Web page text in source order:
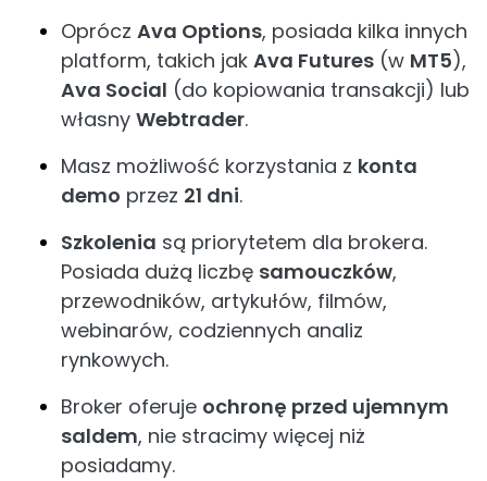
Oprócz Ava Options, posiada kilka innych
platform, takich jak Ava Futures (w MT5),
Ava Social (do kopiowania transakcji) lub
własny Webtrader.
Masz możliwość korzystania z konta
demo przez 21 dni.
Szkolenia są priorytetem dla brokera.
Posiada dużą liczbę samouczków,
przewodników, artykułów, filmów,
webinarów, codziennych analiz
rynkowych.
Broker oferuje ochronę przed ujemnym
saldem, nie stracimy więcej niż
posiadamy.